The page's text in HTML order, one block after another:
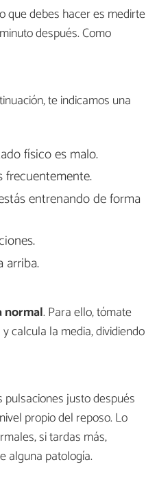
que debes hacer es medirte
después. Como
te indicamos una
físico es malo.
frecuentemente.
entrenando de forma
arriba.
normal. Para ello, tómate
calcula la media, dividiendo
justo después
propio del reposo. Lo
si tardas más,
alguna patología.